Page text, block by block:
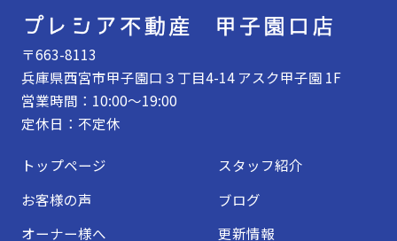
〒663-8113
兵庫県西宮市甲子園口３丁目4-14 アスク甲子園 1F
営業時間：10:00～19:00
定休日：不定休
トップページ
スタッフ紹介
お客様の声
ブログ
オーナー様へ
更新情報